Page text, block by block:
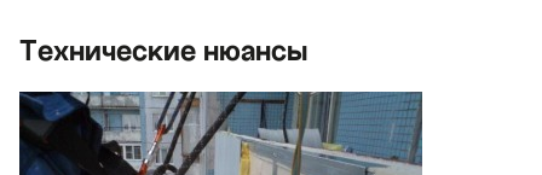
Технические нюансы